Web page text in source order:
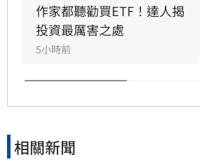
心不在於預測行情，而是相信
長。為推廣此理念，三立財經
日舉辦「不再選股必勝術」投
男解析行為財務學與資產配置
在市場震盪中穩健獲利。活動
資人報名參加，掌握長期致富
作家都聽勸買ETF！達人揭
投資最厲害之處
5小時前
相關新聞